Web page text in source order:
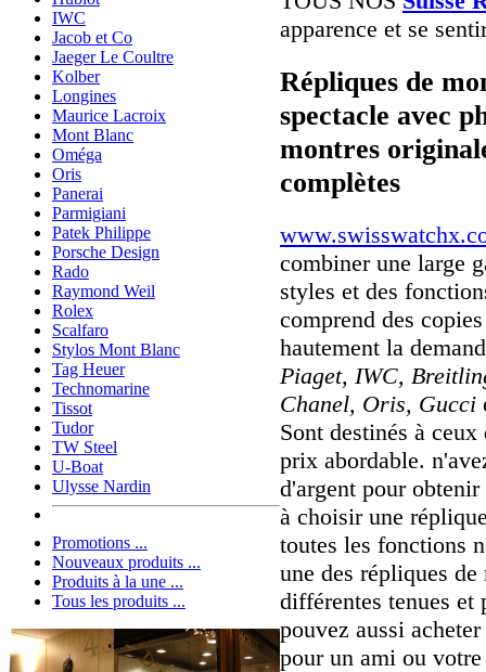
IWC
Jacob et Co
Jaeger Le Coultre
Kolber
Longines
Maurice Lacroix
Mont Blanc
Oméga
Oris
Panerai
Parmigiani
Patek Philippe
Porsche Design
Rado
Raymond Weil
Rolex
Scalfaro
Stylos Mont Blanc
Tag Heuer
Technomarine
Tissot
Tudor
TW Steel
U-Boat
Ulysse Nardin
Promotions ...
Nouveaux produits ...
Produits à la une ...
Tous les produits ...
apparence et se
Répliques de
spectacle avec
montres
complètes
combiner une large
styles et des
comprend des
hautement la
Piaget, IWC,
Chanel, Oris, Gucci
Sont destinés à
prix abordable.
d'argent pour
à choisir une
toutes les fonctions
une des répliques
différentes tenues et
pouvez aussi
pour un ami ou